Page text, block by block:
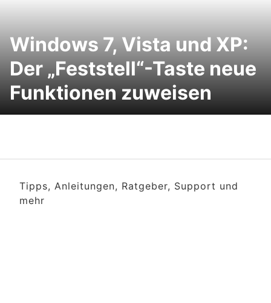
Windows 7, Vista und XP:
Der „Feststell“-Taste neue
Funktionen zuweisen
Tipps, Anleitungen, Ratgeber, Support und
mehr